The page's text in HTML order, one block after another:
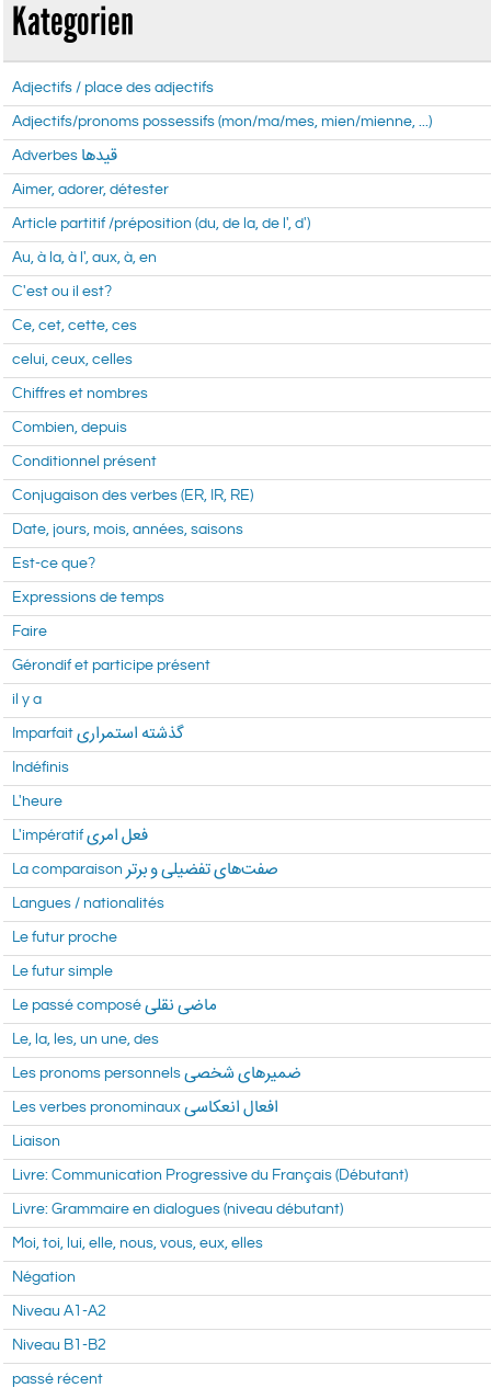
Kategorien
Adjectifs / place des adjectifs
Adjectifs/pronoms possessifs (mon/ma/mes, mien/mienne, ...)
Adverbes قید‌ها
Aimer, adorer, détester
Article partitif /préposition (du, de la, de l', d')
Au, à la, à l', aux, à, en
C'est ou il est?
Ce, cet, cette, ces
celui, ceux, celles
Chiffres et nombres
Combien, depuis
Conditionnel présent
Conjugaison des verbes (ER, IR, RE)
Date, jours, mois, années, saisons
Est-ce que?
Expressions de temps
Faire
Gérondif et participe présent
il y a
Imparfait گذشته استمراری
Indéfinis
L'heure
L'impératif فعل امری
La comparaison صفت‌های تفضیلی و برتر
Langues / nationalités
Le futur proche
Le futur simple
Le passé composé ماضی نقلی
Le, la, les, un une, des
Les verbes pronominaux افعال انعکاسی
Liaison
Livre: Communication Progressive du Français (Débutant)
Livre: Grammaire en dialogues (niveau débutant)
Moi, toi, lui, elle, nous, vous, eux, elles
Négation
Niveau A1-A2
Niveau B1-B2
passé récent